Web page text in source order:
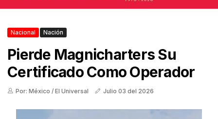
Nacional Nación
Pierde Magnicharters Su
Certificado Como Operador
Por: México / El Universal Julio 03 del 2026